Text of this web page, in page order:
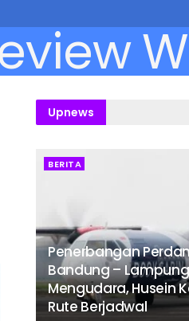
Upnews
BERITA
Penerbangan
Bandung –
Mengudara, Husein
Rute Berjadwal